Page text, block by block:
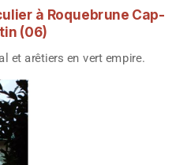
à Roquebrune Cap-
(06)
et arêtiers en vert empire.